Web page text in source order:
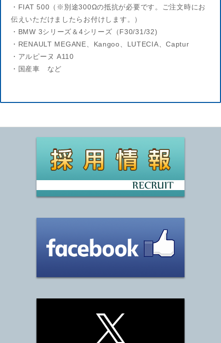
・FIAT 500（※別途300Ωの抵抗が必要です。ご注文時にお
伝えいただけましたらお付けします。）
・BMW 3シリーズ＆4シリーズ（F30/31/32)
・RENAULT MEGANE、Kangoo、LUTECIA、Captur
・アルピーヌ A110
・国産車 など